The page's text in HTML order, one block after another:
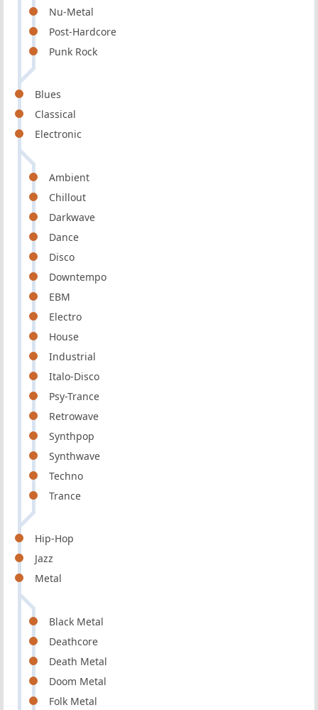
Nu-Metal
Post-Hardcore
Punk Rock
Blues
Classical
Electronic
Ambient
Chillout
Darkwave
Dance
Disco
Downtempo
EBM
Electro
House
Industrial
Italo-Disco
Psy-Trance
Retrowave
Synthpop
Synthwave
Techno
Trance
Hip-Hop
Jazz
Metal
Black Metal
Deathcore
Death Metal
Doom Metal
Folk Metal